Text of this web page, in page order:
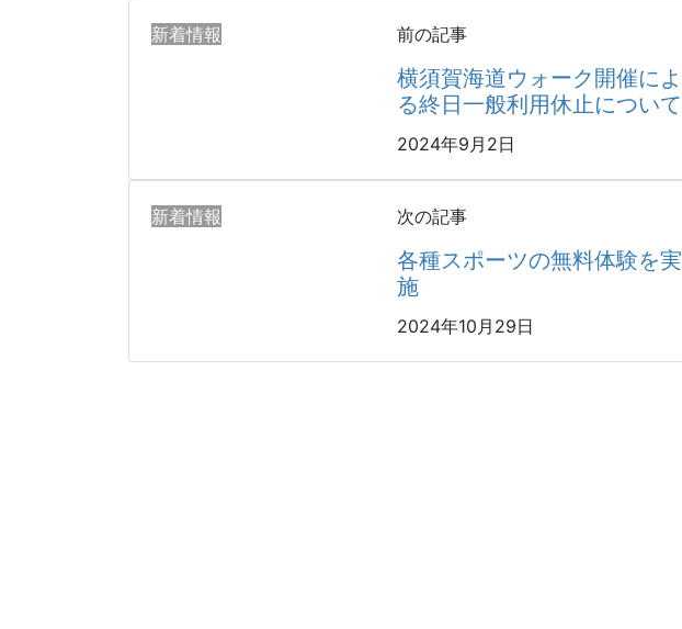
新着情報 前の記事
横須賀海道ウォーク開催によ
る終日一般利用休止について
2024年9月2日
新着情報 次の記事
各種スポーツの無料体験を実
施
2024年10月29日